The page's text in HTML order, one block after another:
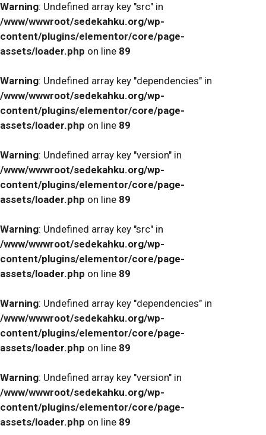
Warning: Undefined array key "src" in
/www/wwwroot/sedekahku.org/wp-
content/plugins/elementor/core/page-
assets/loader.php on line 89
Warning: Undefined array key "dependencies" in
/www/wwwroot/sedekahku.org/wp-
content/plugins/elementor/core/page-
assets/loader.php on line 89
Warning: Undefined array key "version" in
/www/wwwroot/sedekahku.org/wp-
content/plugins/elementor/core/page-
assets/loader.php on line 89
Warning: Undefined array key "src" in
/www/wwwroot/sedekahku.org/wp-
content/plugins/elementor/core/page-
assets/loader.php on line 89
Warning: Undefined array key "dependencies" in
/www/wwwroot/sedekahku.org/wp-
content/plugins/elementor/core/page-
assets/loader.php on line 89
Warning: Undefined array key "version" in
/www/wwwroot/sedekahku.org/wp-
content/plugins/elementor/core/page-
assets/loader.php on line 89